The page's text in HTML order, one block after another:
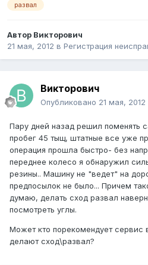
развал
Автор Викторович
21 мая, 2012 в Регистрация
Викторович
Опубликовано 21 мая, 2012
Пару дней назад решил поменять
пробег 45 тыщ, штатные все уже
операция прошла быстро- без
переднее колесо я обнаружил
резины.. Машину не "ведет" на
предпосылок не было... Причем
думаю, делать сход развал
посмотреть углы.
Может кто порекомендует сервис
делают сход\развал?